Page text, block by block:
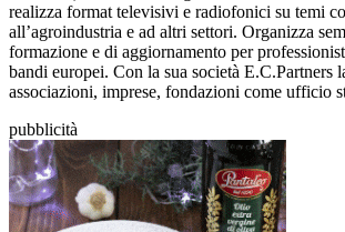
realizza format televisivi e radiofonici su temi
all’agroindustria e ad altri settori. Organizza
formazione e di aggiornamento per
bandi europei. Con la sua società E.C.Partners
associazioni, imprese, fondazioni come ufficio
pubblicità